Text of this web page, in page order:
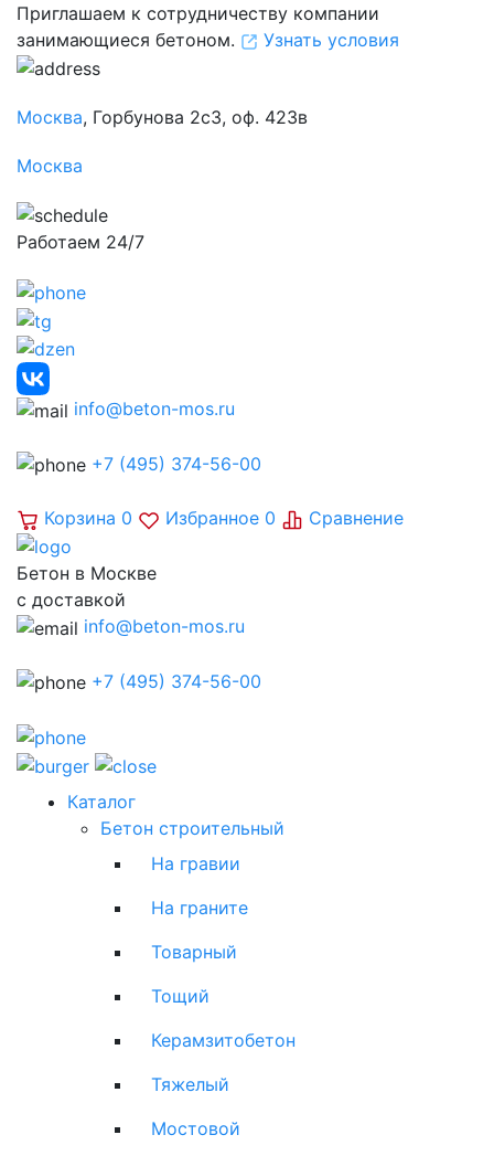
Приглашаем к сотрудничеству компании
занимающиеся бетоном.
Узнать условия
Москва, Горбунова 2с3, оф. 423в
Москва
Работаем 24/7
info@beton-mos.ru
+7 (495) 374-56-00
Корзина 0 Избранное 0 Сравнение
Бетон в Москве
с доставкой
info@beton-mos.ru
+7 (495) 374-56-00
Каталог
Бетон строительный
На гравии
На граните
Товарный
Тощий
Керамзитобетон
Тяжелый
Мостовой